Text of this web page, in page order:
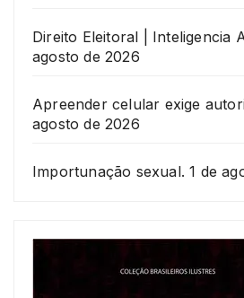
Direito Eleitoral | Inteligencia
agosto de 2026
Apreender celular exige
agosto de 2026
Importunação sexual. 1 de